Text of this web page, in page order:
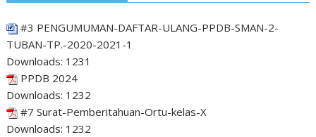
#3 PENGUMUMAN-DAFTAR-ULANG-PPDB-SMAN-2-
TUBAN-TP.-2020-2021-1
Downloads: 1231
PPDB 2024
Downloads: 1232
#7 Surat-Pemberitahuan-Ortu-kelas-X
Downloads: 1232